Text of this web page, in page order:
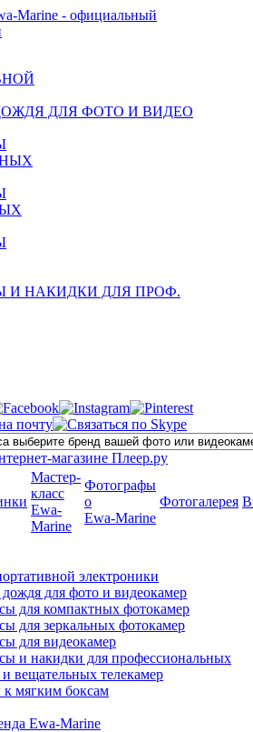
ДЛЯ ФОТО И ВИДЕО
И НАКИДКИ ДЛЯ ПРОФ.
Мастер-
класс
Ewa-
Marine
Фотографы
о
Ewa-Marine
Фотогалерея
электроники
для фото и видеокамер
для компактных фотокамер
для зеркальных фотокамер
для видеокамер
и накидки для профессиональных
вещательных телекамер
к мягким боксам
Ewa-Marine